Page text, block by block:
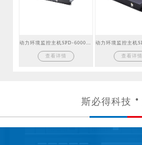
查看详情 查看详情
斯必得科技